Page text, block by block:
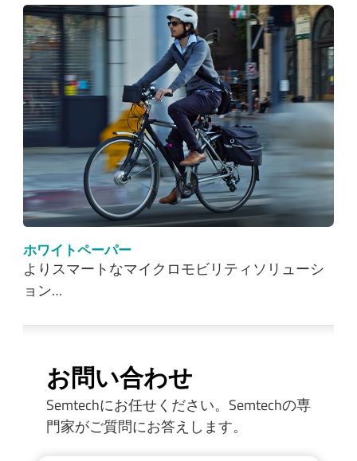
ホワイトペーパー
よりスマートなマイクロモビリティソリューシ
ョン…
お問い合わせ
Semtechにお任せください。Semtechの専
門家がご質問にお答えします。